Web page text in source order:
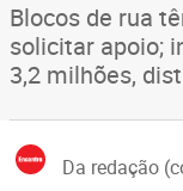
Blocos de rua
solicitar apoio;
3,2 milhões,
Da redação